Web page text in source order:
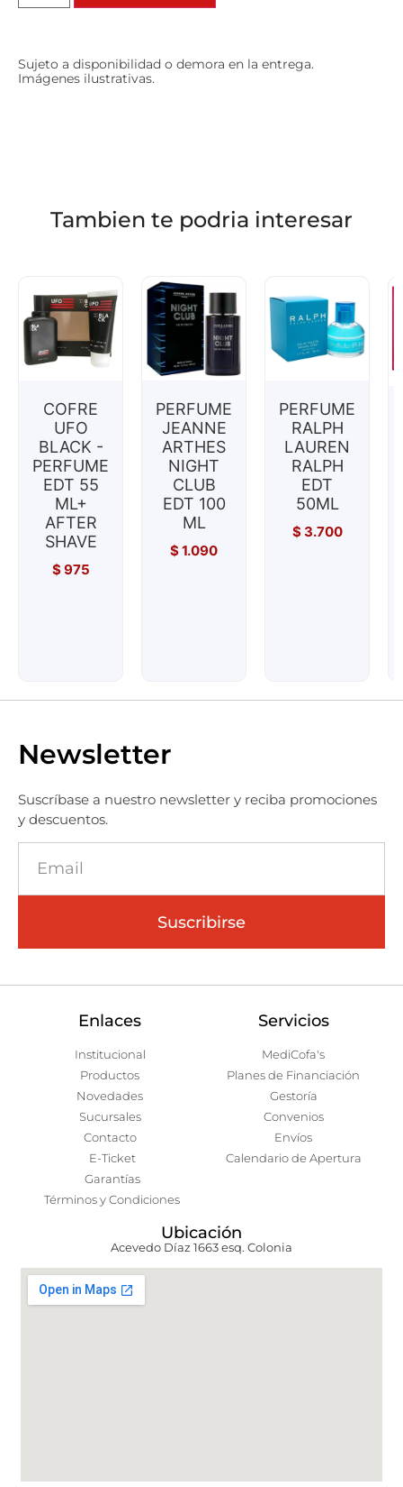
Sujeto a disponibilidad o demora en la entrega.
Imágenes ilustrativas.
Tambien te podria interesar
COFRE
UFO
BLACK -
PERFUME
EDT 55
ML+
AFTER
SHAVE
$975
PERFUME
JEANNE
ARTHES
NIGHT
CLUB
EDT 100
ML
$1.090
PERFUME
RALPH
LAUREN
RALPH
EDT
50ML
$3.700
Newsletter
Suscríbase a nuestro newsletter y reciba promociones
y descuentos.
Suscribirse
Enlaces
Institucional
Productos
Novedades
Sucursales
Contacto
E-Ticket
Garantías
Términos y Condiciones
Servicios
MediCofa's
Planes de Financiación
Gestoría
Convenios
Envíos
Calendario de Apertura
Ubicación
Acevedo Díaz 1663 esq. Colonia